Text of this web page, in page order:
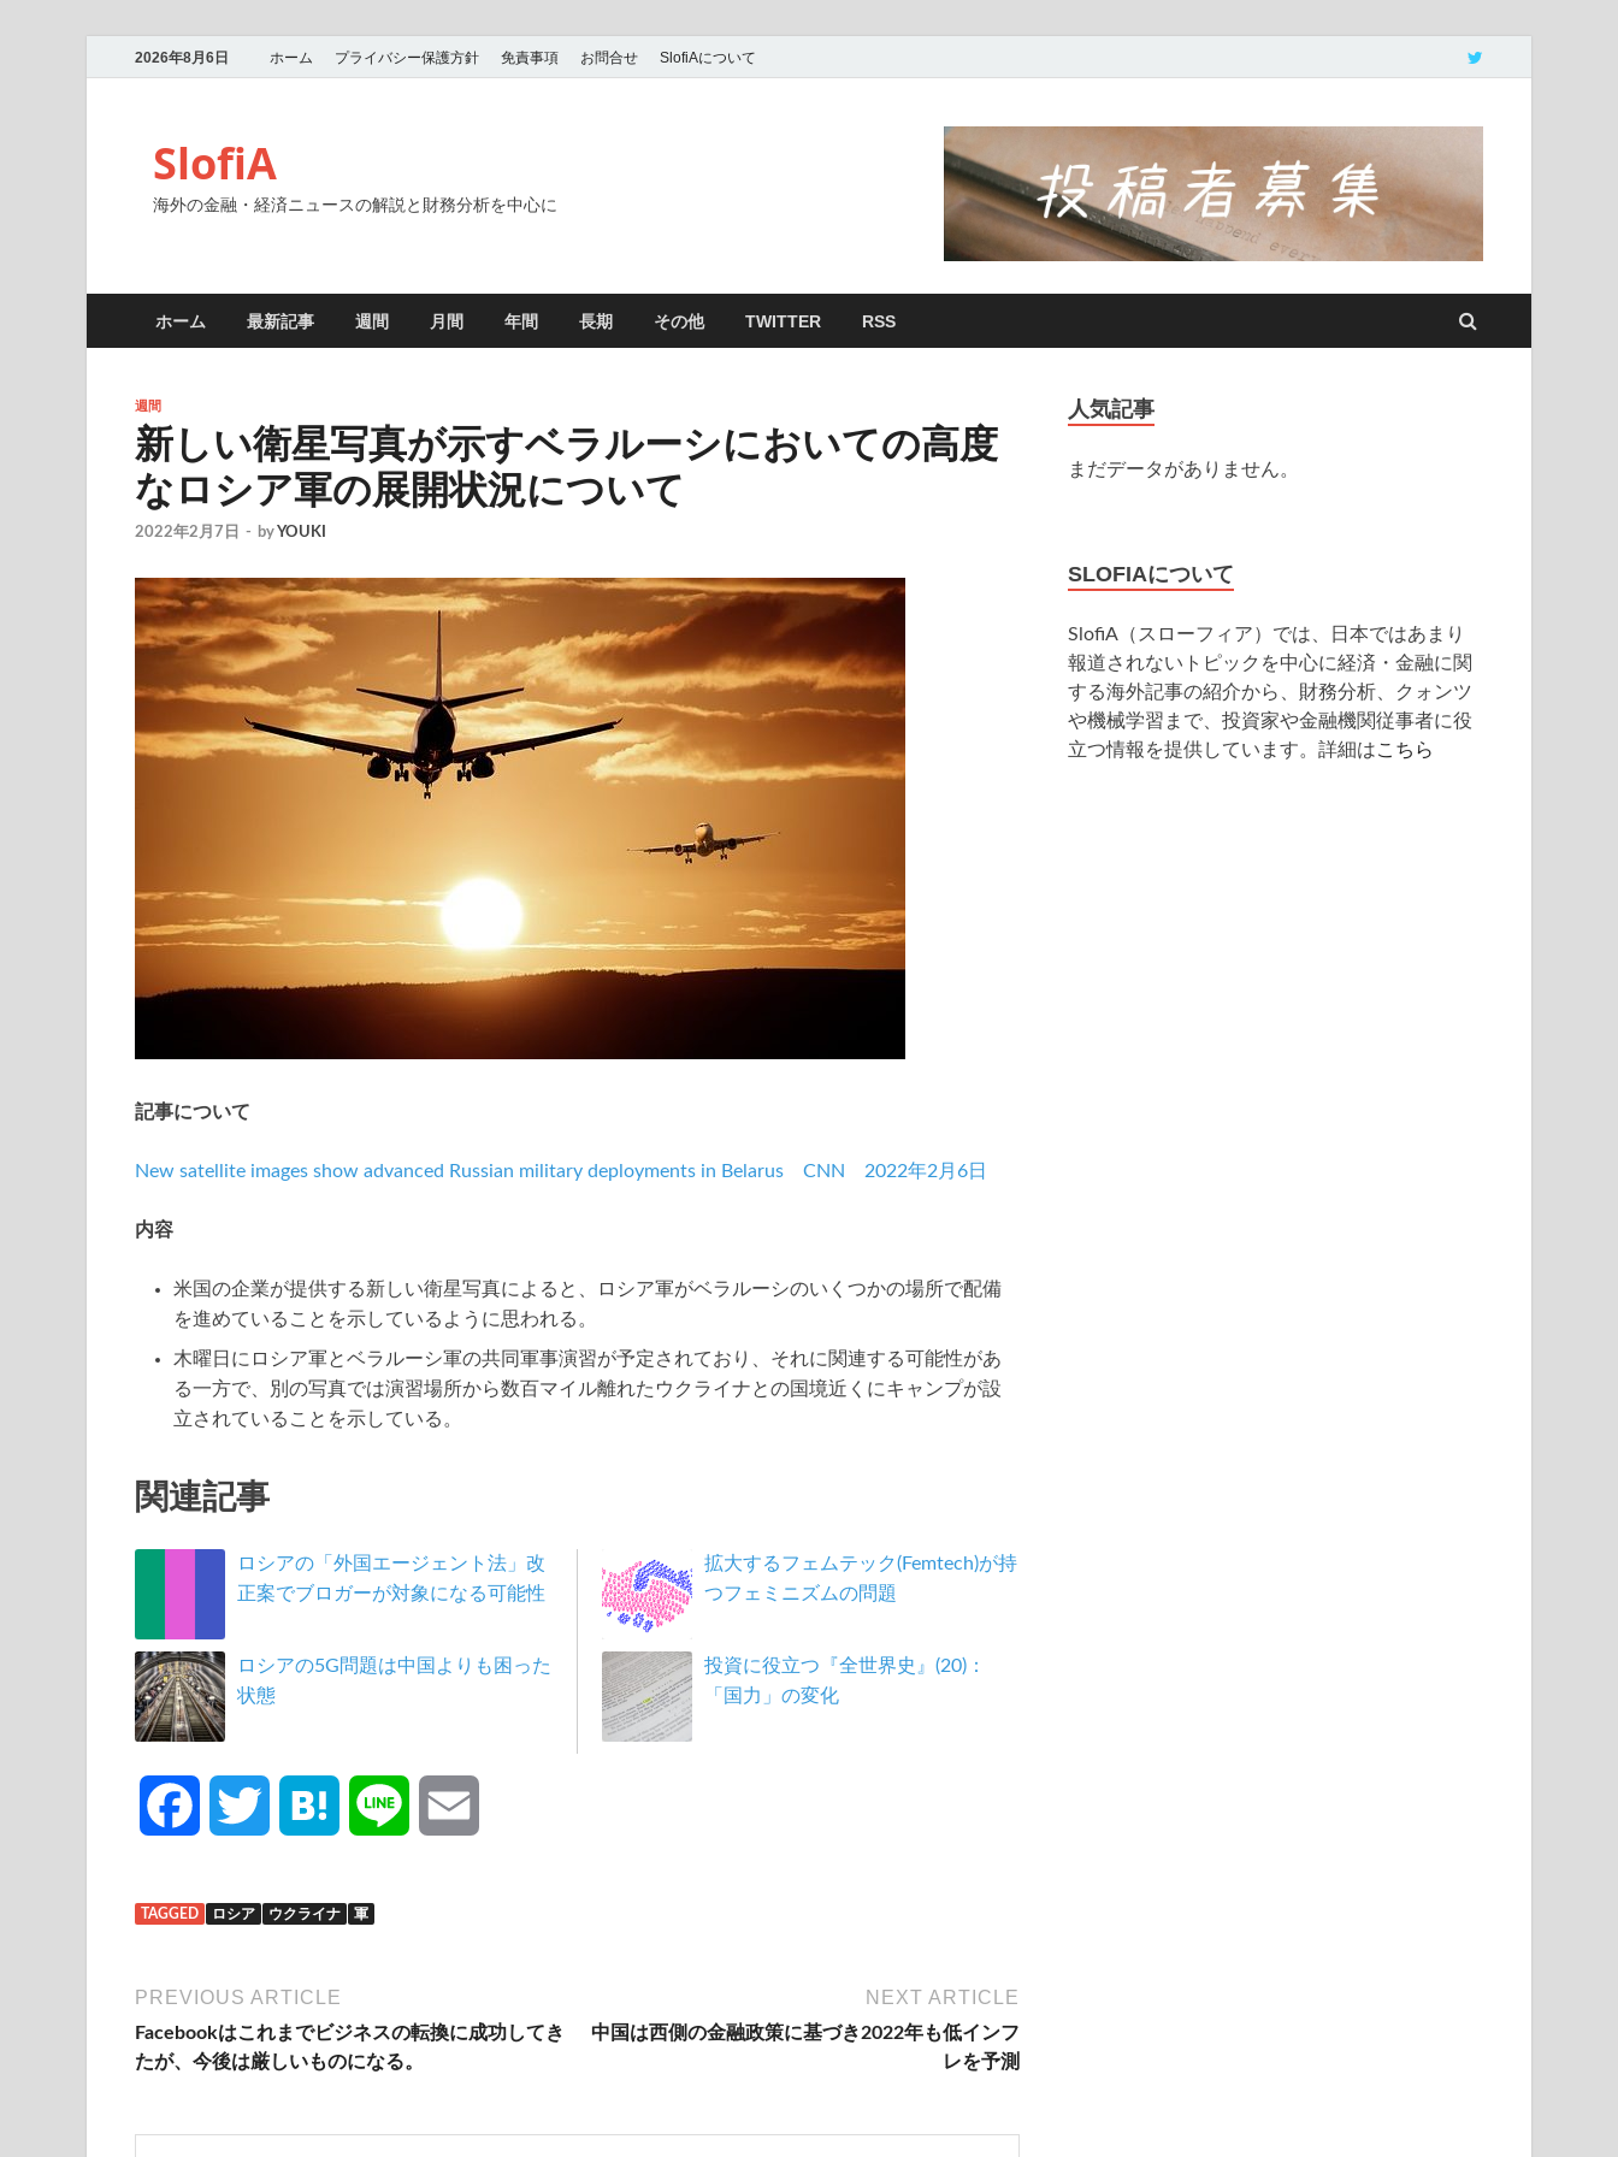
2026年8月6日 ホーム プライバシー保護方針 免責事項 お問合せ SlofiAについて
SlofiA
海外の金融・経済ニュースの解説と財務分析を中心に
ホーム 最新記事 週間 月間 年間 長期 その他 TWITTER RSS
週間
新しい衛星写真が示すベラルーシにおいての高度
なロシア軍の展開状況について
2022年2月7日 - by YOUKI
記事について
New satellite images show advanced Russian military deployments in Belarus CNN 2022年2月6日
内容
米国の企業が提供する新しい衛星写真によると、ロシア軍がベラルーシのいくつかの場所で配備
を進めていることを示しているように思われる。
木曜日にロシア軍とベラルーシ軍の共同軍事演習が予定されており、それに関連する可能性があ
る一方で、別の写真では演習場所から数百マイル離れたウクライナとの国境近くにキャンプが設
立されていることを示している。
関連記事
ロシアの「外国エージェント法」改
正案でブロガーが対象になる可能性
ロシアの5G問題は中国よりも困った
状態
拡大するフェムテック(Femtech)が持
つフェミニズムの問題
投資に役立つ『全世界史』(20)：
「国力」の変化
c
e
i
t
t
t
n l
TAGGED ロシア ウクライナ 軍
PREVIOUS ARTICLE
Facebookはこれまでビジネスの転換に成功してき
たが、今後は厳しいものになる。
NEXT ARTICLE
中国は西側の金融政策に基づき2022年も低インフ
レを予測
人気記事
まだデータがありません。
SLOFIAについて
SlofiA（スローフィア）では、日本ではあまり
報道されないトピックを中心に経済・金融に関
する海外記事の紹介から、財務分析、クォンツ
や機械学習まで、投資家や金融機関従事者に役
立つ情報を提供しています。詳細はこちら